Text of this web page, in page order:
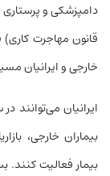
دامپزشکی و
قانون مهاجرت کاری)
خارجی و ایرانیان
ایرانیان
بیماران خارجی،
بیمار فعالیت کنند.